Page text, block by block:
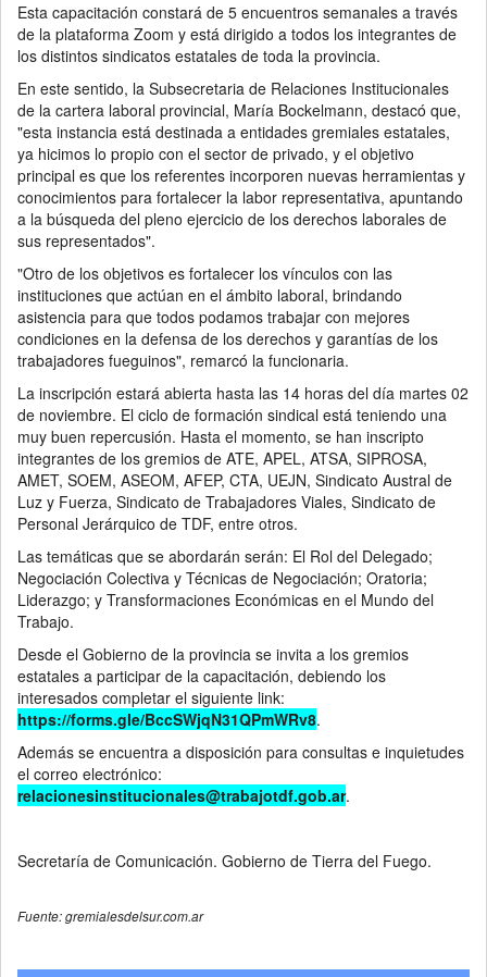
Esta capacitación constará de 5 encuentros semanales a través
de la plataforma Zoom y está dirigido a todos los integrantes de
los distintos sindicatos estatales de toda la provincia.
En este sentido, la Subsecretaria de Relaciones Institucionales
de la cartera laboral provincial, María Bockelmann, destacó que,
"esta instancia está destinada a entidades gremiales estatales,
ya hicimos lo propio con el sector de privado, y el objetivo
principal es que los referentes incorporen nuevas herramientas y
conocimientos para fortalecer la labor representativa, apuntando
a la búsqueda del pleno ejercicio de los derechos laborales de
sus representados".
"Otro de los objetivos es fortalecer los vínculos con las
instituciones que actúan en el ámbito laboral, brindando
asistencia para que todos podamos trabajar con mejores
condiciones en la defensa de los derechos y garantías de los
trabajadores fueguinos", remarcó la funcionaria.
La inscripción estará abierta hasta las 14 horas del día martes 02
de noviembre. El ciclo de formación sindical está teniendo una
muy buen repercusión. Hasta el momento, se han inscripto
integrantes de los gremios de ATE, APEL, ATSA, SIPROSA,
AMET, SOEM, ASEOM, AFEP, CTA, UEJN, Sindicato Austral de
Luz y Fuerza, Sindicato de Trabajadores Viales, Sindicato de
Personal Jerárquico de TDF, entre otros.
Las temáticas que se abordarán serán: El Rol del Delegado;
Negociación Colectiva y Técnicas de Negociación; Oratoria;
Liderazgo; y Transformaciones Económicas en el Mundo del
Trabajo.
Desde el Gobierno de la provincia se invita a los gremios
estatales a participar de la capacitación, debiendo los
interesados completar el siguiente link:
https://forms.gle/BccSWjqN31QPmWRv8.
Además se encuentra a disposición para consultas e inquietudes
el correo electrónico:
relacionesinstitucionales@trabajotdf.gob.ar.
Secretaría de Comunicación. Gobierno de Tierra del Fuego.
Fuente: gremialesdelsur.com.ar